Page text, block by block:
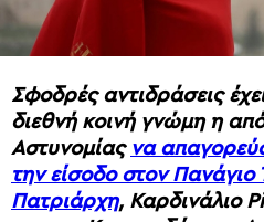
Σφοδρές αντιδράσεις
διεθνή κοινή γνώμη η
Αστυνομίας να
την είσοδο στον Πανάγιο
Πατριάρχη, Καρδινάλιο